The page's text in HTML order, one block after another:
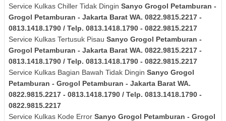
Service Kulkas Chiller Tidak Dingin Sanyo Grogol Petamburan -
Grogol Petamburan - Jakarta Barat WA. 0822.9815.2217 -
0813.1418.1790 / Telp. 0813.1418.1790 - 0822.9815.2217
Service Kulkas Tertusuk Pisau Sanyo Grogol Petamburan -
Grogol Petamburan - Jakarta Barat WA. 0822.9815.2217 -
0813.1418.1790 / Telp. 0813.1418.1790 - 0822.9815.2217
Service Kulkas Bagian Bawah Tidak Dingin Sanyo Grogol
Petamburan - Grogol Petamburan - Jakarta Barat WA.
0822.9815.2217 - 0813.1418.1790 / Telp. 0813.1418.1790 -
0822.9815.2217
Service Kulkas Kode Error Sanyo Grogol Petamburan - Grogol